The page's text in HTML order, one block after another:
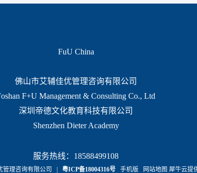
FuU China
佛山市艾辅佳优管理咨询有限公司
F+U Management & Consulting Co., Ltd
深圳帝德文化教育科技有限公司
Shenzhen Dieter Academy
服务热线：18588499108
管理咨询有限公司 | 粤ICP备18004316号 手机版 网站地图 犀牛云提